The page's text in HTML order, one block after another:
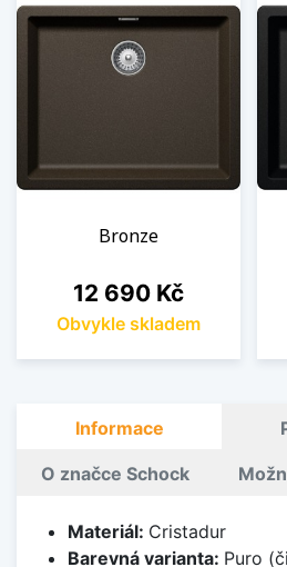
Bronze
Cena
12 690 Kč
Obvykle skladem
Informace
O značce Schock
Materiál: Cristadur
Barevná varianta: Puro